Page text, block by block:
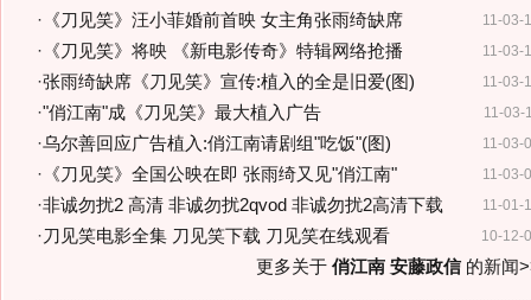
11-03-
· 《刀见笑》汪小菲婚前首映 女主角张雨绮缺席
11-03-
· 《刀见笑》将映 《新电影传奇》特辑网络抢播
11-03-
·张雨绮缺席《刀见笑》宣传:植入的全是旧爱(图)
11-03-
·"俏江南"成《刀见笑》最大植入广告
11-03-
·乌尔善回应广告植入:俏江南请剧组"吃饭"(图)
11-03-
· 《刀见笑》全国公映在即 张雨绮又见"俏江南"
11-01-
·非诚勿扰2 高清 非诚勿扰2qvod 非诚勿扰2高清下载
10-12-
·刀见笑电影全集 刀见笑下载 刀见笑在线观看
更多关于 俏江南 安藤政信的新闻